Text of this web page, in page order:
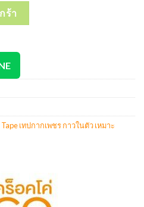
ปกากเพชร กาวในตัว เหมาะสำหรับง
ร้า
Tape เทปกากเพชร กาวในตัว เหมาะ